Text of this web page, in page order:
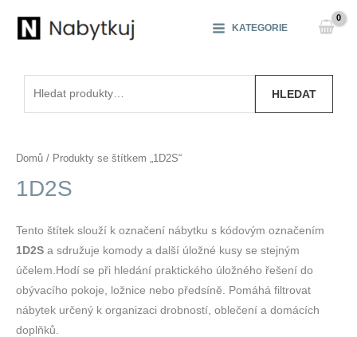
KATEGORIE
HLEDAT
Domů / Produkty se štítkem „1D2S“
1D2S
Tento štítek slouží k označení nábytku s kódovým označením
1D2S a sdružuje komody a další úložné kusy se stejným
účelem.Hodí se při hledání praktického úložného řešení do
obývacího pokoje, ložnice nebo předsíně. Pomáhá filtrovat
nábytek určený k organizaci drobností, oblečení a domácích
doplňků.